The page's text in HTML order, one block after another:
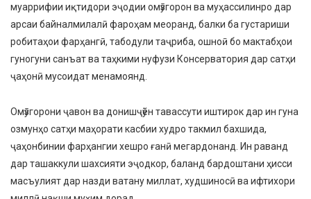
муаррифии иқтидори эҷодии омӯзгорон ва муҳассилинро дар
арсаи байналмилалӣ фароҳам меоранд, балки ба густариши
робитаҳои фарҳангӣ, табодули таҷриба, ошноӣ бо мактабҳои
гуногуни санъат ва таҳкими нуфузи Консерватория дар сатҳи
ҷаҳонӣ мусоидат менамоянд.
Омӯзгорони ҷавон ва донишҷӯён тавассути иштирок дар ин гуна
озмунҳо сатҳи маҳорати касбии худро такмил бахшида,
ҷаҳонбинии фарҳангии хешро ғанӣ мегардонанд. Ин раванд
дар ташаккули шахсияти эҷодкор, баланд бардоштани ҳисси
масъулият дар назди ватану миллат, худшиносӣ ва ифтихори